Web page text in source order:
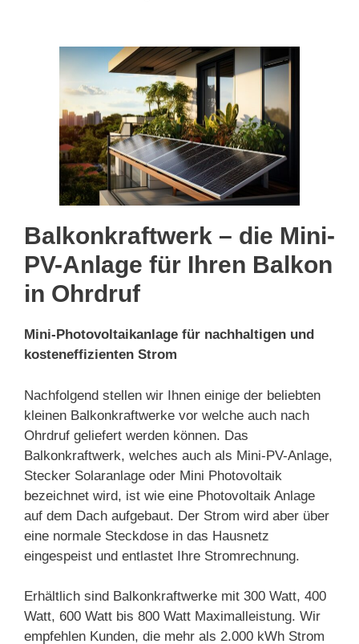
Balkonkraftwerk – die Mini-
PV-Anlage für Ihren Balkon
in Ohrdruf
Mini-Photovoltaikanlage für nachhaltigen und
kosteneffizienten Strom
Nachfolgend stellen wir Ihnen einige der beliebten
kleinen Balkonkraftwerke vor welche auch nach
Ohrdruf geliefert werden können. Das
Balkonkraftwerk, welches auch als Mini-PV-Anlage,
Stecker Solaranlage oder Mini Photovoltaik
bezeichnet wird, ist wie eine Photovoltaik Anlage
auf dem Dach aufgebaut. Der Strom wird aber über
eine normale Steckdose in das Hausnetz
eingespeist und entlastet Ihre Stromrechnung.
Erhältlich sind Balkonkraftwerke mit 300 Watt, 400
Watt, 600 Watt bis 800 Watt Maximalleistung. Wir
empfehlen Kunden, die mehr als 2.000 kWh Strom